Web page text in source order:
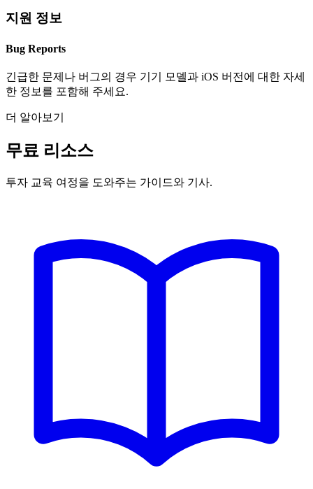
지원 정보
Bug Reports
긴급한 문제나 버그의 경우 기기 모델과 iOS 버전에 대한 자세
한 정보를 포함해 주세요.
더 알아보기
무료 리소스
투자 교육 여정을 도와주는 가이드와 기사.